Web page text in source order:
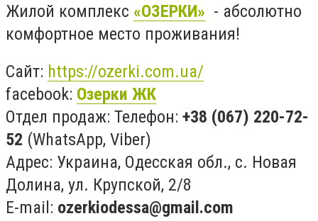
Жилой комплекс «ОЗЕРКИ» - абсолютно
комфортное место проживания!
Сайт: https://ozerki.com.ua/
facebook: Озерки ЖК
Отдел продаж: Телефон: +38 (067) 220-72-
52 (WhatsApp, Viber)
Адрес: Украина, Одесская обл., с. Новая
Долина, ул. Крупской, 2/8
E-mail: ozerkiodessa@gmail.com